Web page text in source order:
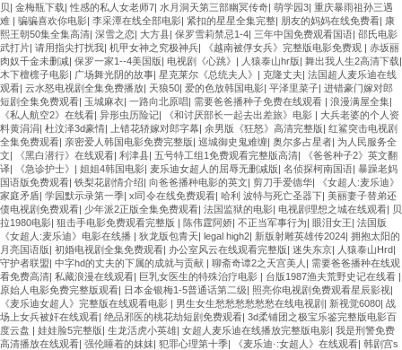
贝| 金梅瓶下载|性感的私人女老师7| 水月洞天第三部幽冥传奇| 萌学园3| 重庆暴雨祖孙三遇
难 | 骗骗喜欢你电影| 李采潭在线全部电影| 紧扣的星星全集完整| 朋友的妈妈在线免费看| 康
熙王朝50集全集高清| 深雪之恋| 大方县| 保罗雪莉禁忌1-4| 三年中国免费观看国语| 邵氏电影
武打片| 请用指尖打扰我| 机甲女神之究极神兵| 《越南被俘女兵》完整版电影免费观 | 赤坂丽
肉奴千金未删减| 保罗一家1--4美国版| 电视剧《心跳》 | 人猿泰山hr版| 舞出我人生2高清下载|
木下檀檩子电影| 广场舞光阴的故事| 星克莱尔《总统夫人》 | 克隆丈夫| 法国超人麦乐迪在线
观看| 云水怒电视剧全集免费播放| 天狼50| 爱的色放韩国电影| 平泽里菜子| 进错豪门嫁对郎
短剧全集免费观看| 玉城麻衣| 一路向北原唱| 需要爸爸播种子免费在线观看 | 浪漫满屋全集|
《私人航空2》在线看| 异形虫历险记| 《和讨厌部长一起去出差旅》电影 | 大兵老婆的个人资
料黄涓涓| 杜汶泽3d豪情| 上错花轿嫁对郎字幕| 余男版《狂怒》高清完整版| 红鲨突击电视剧
全集免费观看| 亲密爱人韩国电影免费完整版| 巡城御史鬼难缠| 奥尔多占星者| 为人民服务全
文| 《黑白潜行》在线观看| 利津县| 五号特工组1免费观看完整版高清|
《爸爸种子2》英文翻
译| 《急诊护士》 | 姐姐4韩国电影| 麦乐迪女超人的屈辱无删减版| 名侦探柯南国语| 暴躁老妈
国语版免费观看| 铁梨花剧情介绍| 向爸爸播种电影的英文| 剪刀手爱德华|
《女超人:麦乐迪》
家庭矛盾| 学园默示录第一季| xl司令在线免费观看| 哈利 波特与死亡圣器下| 美丽妻子替弟还
债电视剧免费观看| 少年派2正版全集免费观看| 法国监狱的电影| 电视剧理想之城在线观看| 贝
拉1980电影| 狙击手电影免费观看完整版 | 陈伟霆阿娇| 不正当军事行为| 眼泪女王| 法国版
《女超人:麦乐迪》电影在线播 | 狄龙版包青天| legal high2| 新版射雕英雄传2024| 拥抱太阳的
月亮国语版| 初婚电视剧全集免费观看| 办公室风云在线观看完整版| 迷失东京| 人猿泰山Hrd|
守护者联盟| 中字hd的丈夫的下属的成就与贡献 | 聊斋奇谭2之天宫美人 | 需要爸爸播种在线观
看免费高清| 私藏浪漫在线观看| 巨乳女医生的特殊治疗电影 | 台版1987渔夫荒野史记在线看 |
原始人电影免费完整版观看| 日本金银梅1-5普通话第二级| 照亮你电视剧免费观看星辰影视|
《麦乐迪女超人》完整版在线观看电影 | 男生女生愁愁愁愁愁愁在线电视剧 | 新视觉6080| 战
场上女兵被奸在线观看| 绝品邪医的桃花劫短剧免费观看| 3d柔铺团之极宝乐鉴完整版电影百
度云盘 | 娃娃脸5完整版| 生龙活虎小英雄| 女超人麦乐迪在线播放完整版电影| 我是刑警免费
高清播放在线观看| 强伦睡着的妺妺| 犯罪心理第十季| 《麦乐迪·:女超人》在线观看| 韩剧宫s